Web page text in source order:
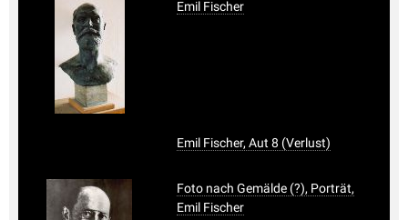
Emil Fischer
Emil Fischer, Aut 8 (Verlust)
Foto nach Gemälde (?), Porträt,
Emil Fischer